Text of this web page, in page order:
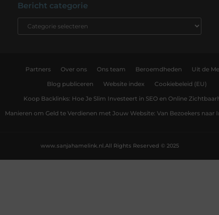
Bericht categorie
Partners Over ons Ons team Beroemdheden Uit de
Blog publiceren Website index Cookiebeleid (EU)
Koop Backlinks: Hoe Je Slim Investeert in SEO en Online
Manieren om Geld te Verdienen met Jouw Website: Van Bezoekers naar
All Rights Reserved © 2025
www.sanjahamelink.nl.